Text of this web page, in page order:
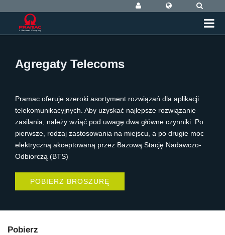
Agregaty Telecoms
Pramac oferuje szeroki asortyment rozwiązań dla aplikacji
telekomunikacyjnych. Aby uzyskać najlepsze rozwiązanie
zasilania, należy wziąć pod uwagę dwa główne czynniki. Po
pierwsze, rodzaj zastosowania na miejscu, a po drugie moc
elektryczną akceptowaną przez Bazową Stację Nadawczo-
Odbiorczą (BTS)
POBIERZ BROSZURĘ
Pobierz